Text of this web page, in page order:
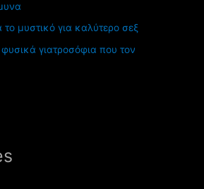
το μυστικό για καλύτερο σεξ
γιατροσόφια που τον